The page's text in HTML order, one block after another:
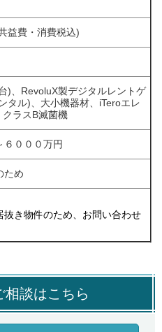
益費・消費税込)
)、 RevoluX製デジタルレントゲ
タル) 、大小機器材、iTeroエレ
クラスB滅菌機
６０００万円
ため
抜き物件のため、お問い合わせ
相談はこちら